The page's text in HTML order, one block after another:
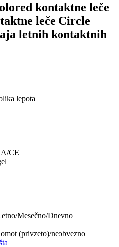
kontaktne leče
leče Circle
letnih kontaktnih
lepota
CE
Mesečno/Dnevno
(privzeto)/neobvezno